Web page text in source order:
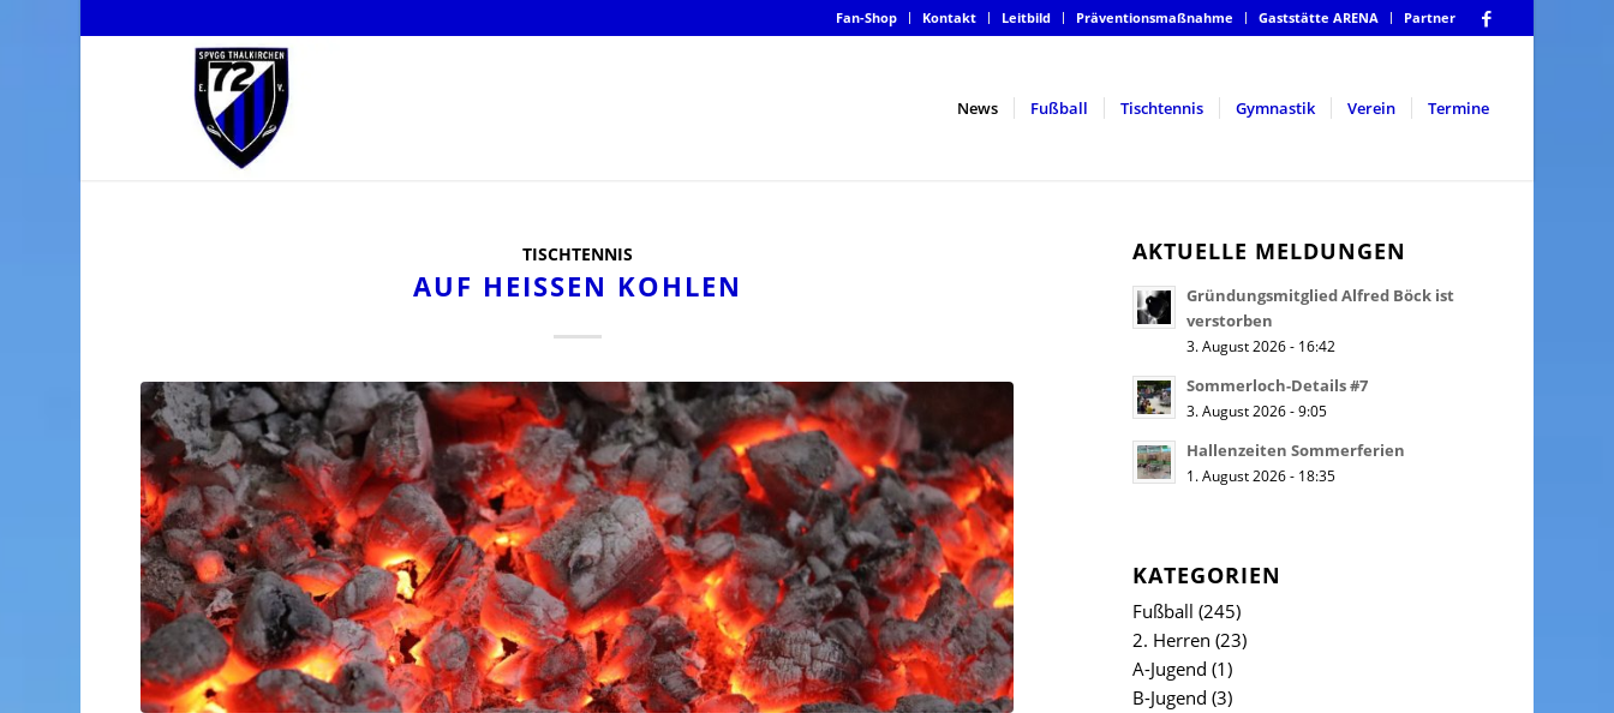
Fan-Shop Kontakt Leitbild Präventionsmaßnahme Gaststätte ARENA Partner
News Fußball Tischtennis Gymnastik Verein Termine
TISCHTENNIS
AUF HEISSEN KOHLEN
AKTUELLE MELDUNGEN
Gründungsmitglied Alfred Böck ist
verstorben
3. August 2026 - 16:42
Sommerloch-Details #7
3. August 2026 - 9:05
Hallenzeiten Sommerferien
1. August 2026 - 18:35
KATEGORIEN
Fußball (245)
2. Herren (23)
A-Jugend (1)
B-Jugend (3)